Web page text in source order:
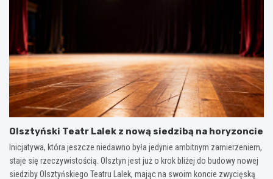
Olsztyński Teatr Lalek z nową siedzibą na horyzoncie
Inicjatywa, która jeszcze niedawno była jedynie ambitnym zamierzeniem,
staje się rzeczywistością. Olsztyn jest już o krok bliżej do budowy nowej
siedziby Olsztyńskiego Teatru Lalek, mając na swoim koncie zwycięską